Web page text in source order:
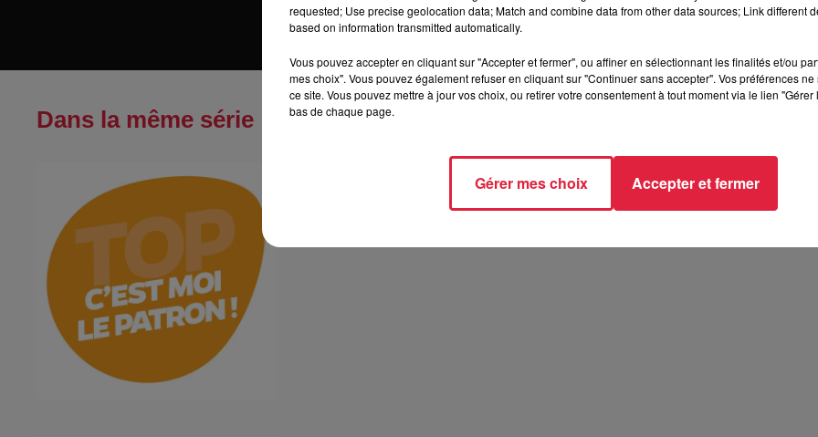
Dans la même série
requested; Use precise geolocation data; Match and combine data from other data sources; Link different
based on information transmitted automatically.
Vous pouvez accepter en cliquant sur "Accepter et fermer", ou affiner en sélectionnant les finalités et/ou
mes choix". Vous pouvez également refuser en cliquant sur "Continuer sans accepter". Vos préférences
ce site. Vous pouvez mettre à jour vos choix, ou retirer votre consentement à tout moment via le lien
bas de chaque page.
Gérer mes choix Accepter et fermer